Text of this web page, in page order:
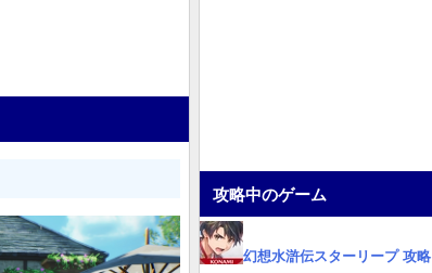
攻略中のゲーム
幻想水滸伝スターリープ 攻略